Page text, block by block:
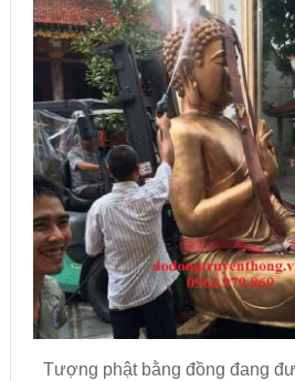
Tượng phật bằng đồng đang